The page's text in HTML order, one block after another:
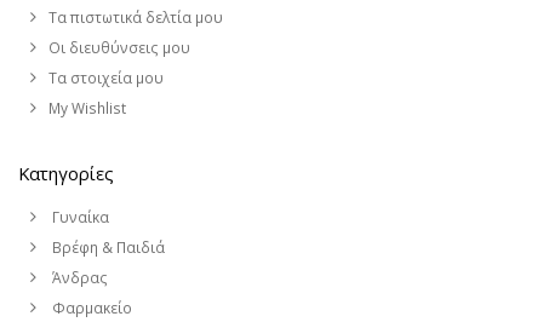
Τα πιστωτικά δελτία μου
Οι διευθύνσεις μου
Τα στοιχεία μου
My Wishlist
Κατηγορίες
Γυναίκα
Βρέφη & Παιδιά
Άνδρας
Φαρμακείο